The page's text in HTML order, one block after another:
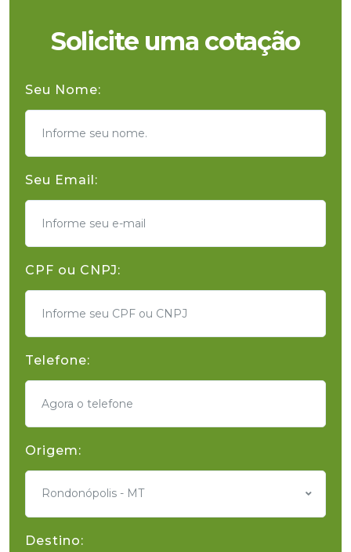
Solicite uma cotação
Seu Nome:
Seu Email:
CPF ou CNPJ:
Telefone:
Origem:
Rondonópolis - MT
Destino: